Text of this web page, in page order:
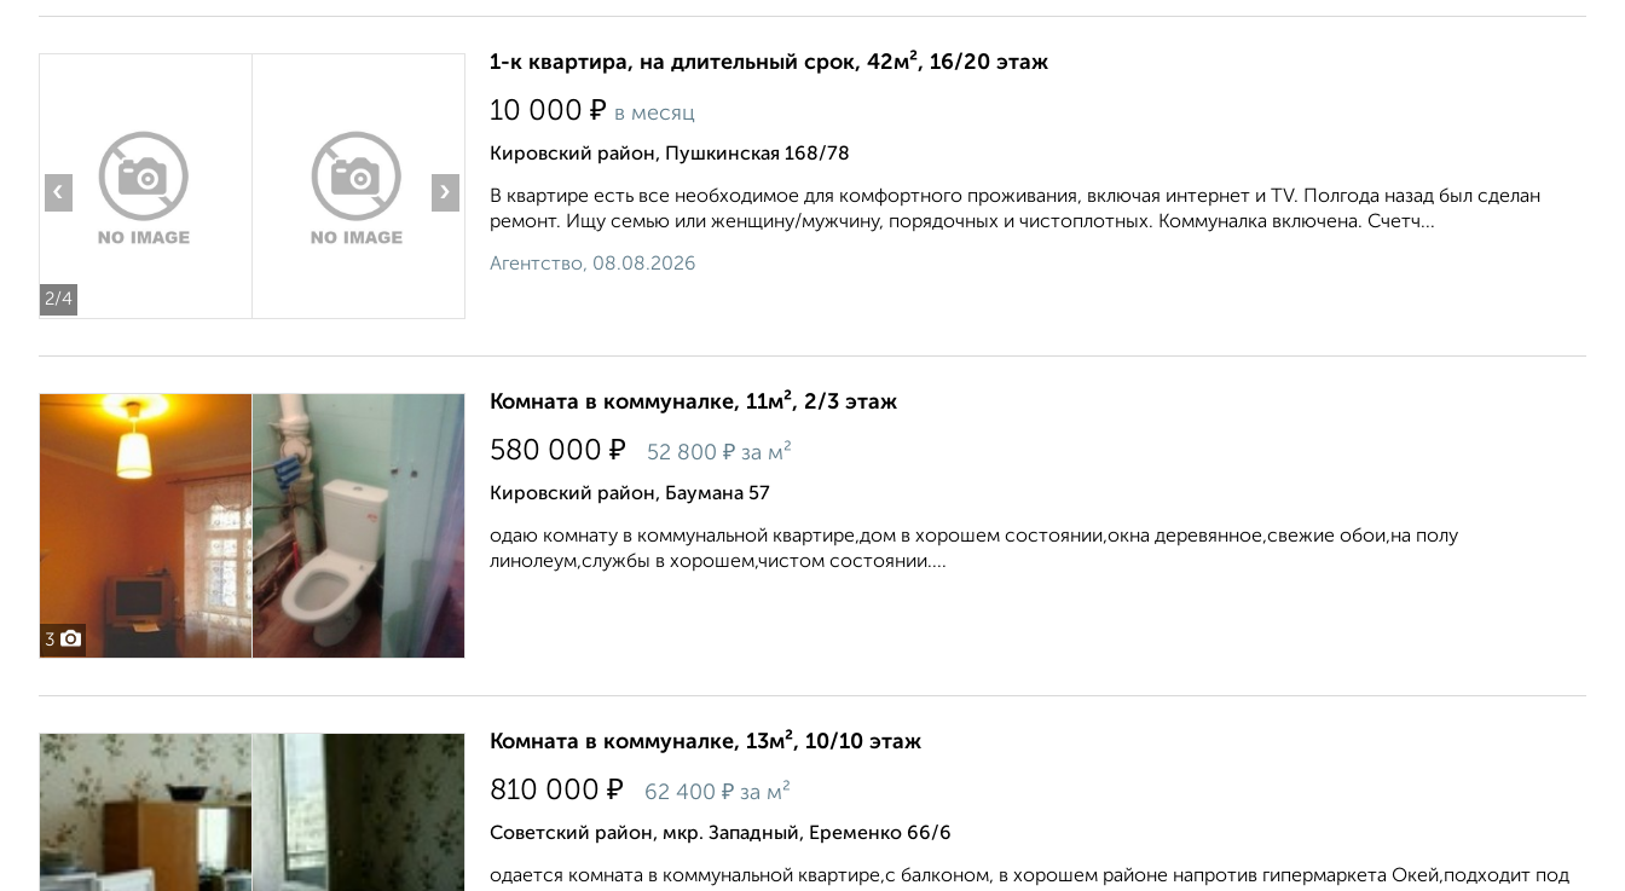
2/4
‹ ›
1-к квартира, на длительный срок, 42м², 16/20 этаж
10 000 ₽ в месяц
Кировский район, Пушкинская 168/78
В квартире есть все необходимое для комфортного проживания, включая интернет и TV. Полгода назад был сделан
ремонт. Ищу семью или женщину/мужчину, порядочных и чистоплотных. Коммуналка включена. Счетч...
Агентство, 08.08.2026
3
Комната в коммуналке, 11м², 2/3 этаж
580 000 ₽ 52 800 ₽ за м²
Кировский район, Баумана 57
одаю комнату в коммунальной квартире,дом в хорошем состоянии,окна деревянное,свежие обои,на полу
линолеум,службы в хорошем,чистом состоянии....
Комната в коммуналке, 13м², 10/10 этаж
810 000 ₽ 62 400 ₽ за м²
Советский район, мкр. Западный, Еременко 66/6
одается комната в коммунальной квартире,с балконом, в хорошем районе напротив гипермаркета Окей,подходит под